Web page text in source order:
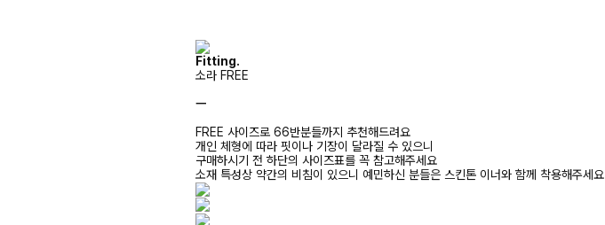
Fitting.
소라 FREE
ㅡ
FREE 사이즈로 66반분들까지 추천해드려요
개인 체형에 따라 핏이나 기장이 달라질 수 있으니
구매하시기 전 하단의 사이즈표를 꼭 참고해주세요
소재 특성상 약간의 비침이 있으니 예민하신 분들은 스킨톤 이너와 함께 착용해주세요